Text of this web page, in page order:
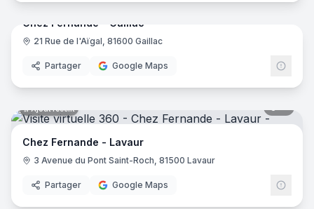
Chez Fernande - Gaillac
21 Rue de l'Aïgal, 81600 Gaillac
Partager Google Maps
Ajout récent
Chez Fernande - Lavaur
3 Avenue du Pont Saint-Roch, 81500 Lavaur
Partager Google Maps